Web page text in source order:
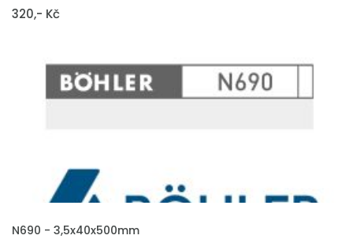
320,- Kč
VLOŽIT DO KOŠÍKU
N690 - 3,5x40x500mm